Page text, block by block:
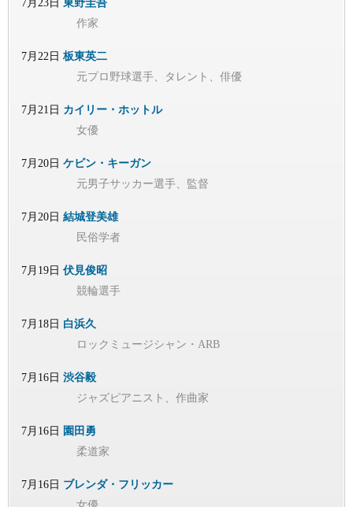
7月23日 東野圭吾
作家
7月22日 板東英二
元プロ野球選手、タレント、俳優
7月21日 カイリー・ホットル
女優
7月20日 ケビン・キーガン
元男子サッカー選手、監督
7月20日 結城登美雄
民俗学者
7月19日 伏見俊昭
競輪選手
7月18日 白浜久
ロックミュージシャン・ARB
7月16日 渋谷毅
ジャズピアニスト、作曲家
7月16日 園田勇
柔道家
7月16日 ブレンダ・フリッカー